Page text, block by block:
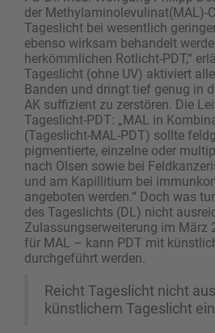
der Methylaminolevulinat(MAL)-
Tageslicht bei wesentlich
ebenso wirksam behandelt
herkömmlichen Rotlicht-PDT,“
Tageslicht (ohne UV) aktiviert
Banden und dringt tief genug in
AK suffizient zu zerstören. Die
Tageslicht-PDT: „MAL in
(Tageslicht-MAL-PDT) sollte
pigmentierte, einzelne oder
nach Olsen sowie bei
und am Kapillitium bei
angeboten werden.“ Doch was
des Tageslichts (DL) nicht
Zulassungserweiterung im März
für MAL – kann PDT mit
durchgeführt werden.
Reicht Tageslicht nicht
künstlichem Tageslicht